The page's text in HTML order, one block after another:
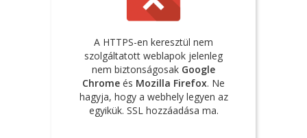
A HTTPS-en keresztül nem
szolgáltatott weblapok jelenleg
nem biztonságosak Google
Chrome és Mozilla Firefox. Ne
hagyja, hogy a webhely legyen az
egyikük. SSL hozzáadása ma.